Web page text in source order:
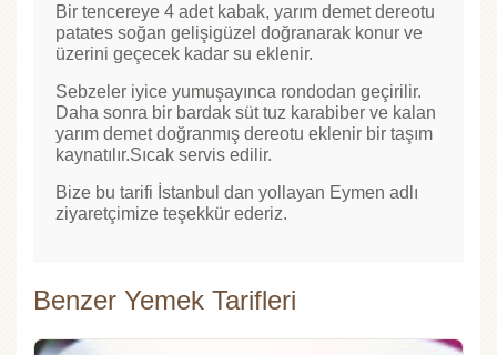
Bir tencereye 4 adet kabak, yarım demet dereotu
patates soğan gelişigüzel doğranarak konur ve
üzerini geçecek kadar su eklenir.
Sebzeler iyice yumuşayınca rondodan geçirilir.
Daha sonra bir bardak süt tuz karabiber ve kalan
yarım demet doğranmış dereotu eklenir bir taşım
kaynatılır.Sıcak servis edilir.
Bize bu tarifi İstanbul dan yollayan Eymen adlı
ziyaretçimize teşekkür ederiz.
Benzer Yemek Tarifleri